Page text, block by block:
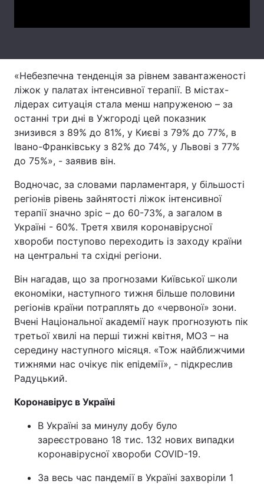
Тема оформлення
«Небезпечна тенденція за рівнем завантаженості
ліжок у палатах інтенсивної терапії. В містах-
лідерах ситуація стала менш напруженою – за
останні три дні в Ужгороді цей показник
знизився з 89% до 81%, у Києві з 79% до 77%, в
Івано-Франківську з 82% до 74%, у Львові з 77%
до 75%», - заявив він.
Водночас, за словами парламентаря, у більшості
регіонів рівень зайнятості ліжок інтенсивної
терапії значно зріс – до 60-73%, а загалом в
Україні - 60%. Третя хвиля коронавірусної
хвороби поступово переходить із заходу країни
на центральні та східні регіони.
Він нагадав, що за прогнозами Київської школи
економіки, наступного тижня більше половини
регіонів країни потраплять до «червоної» зони.
Вчені Національної академії наук прогнозують пік
третьої хвилі на перші тижні квітня, МОЗ – на
середину наступного місяця. «Тож найближчими
тижнями нас очікує пік епідемії», - підкреслив
Радуцький.
Коронавірус в Україні
В Україні за минулу добу було
зареєстровано 18 тис. 132 нових випадки
коронавірусної хвороби COVID-19.
За весь час пандемії в Україні захворіли 1